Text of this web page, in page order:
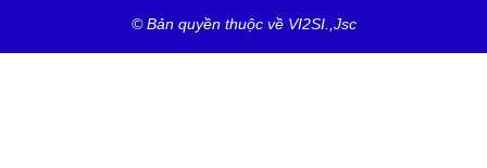
© Bản quyền thuộc về VI2SI.,Jsc